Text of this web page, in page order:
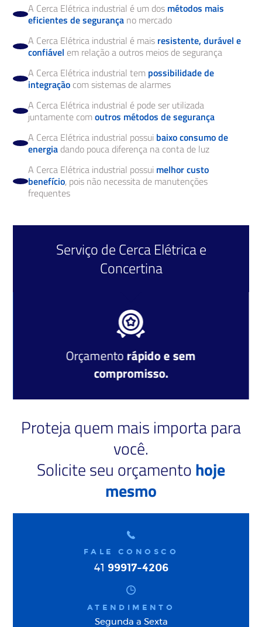
A Cerca Elétrica industrial é um dos métodos mais
eficientes de segurança no mercado
A Cerca Elétrica industrial é mais resistente, durável e
confiável em relação a outros meios de segurança
A Cerca Elétrica industrial tem possibilidade de
integração com sistemas de alarmes
A Cerca Elétrica industrial é pode ser utilizada
juntamente comoutros métodos de segurança
A Cerca Elétrica industrial possui baixo consumo de
energia dando pouca diferença na conta de luz
A Cerca Elétrica industrial possui melhor custo
benefício, pois não necessita de manutenções
frequentes
Serviço deCerca Elétricae
Concertina
Orçamentorápido e sem
compromisso.
Proteja quem mais importa para
você.
Solicite seu orçamentohoje
mesmo
FALE CONOSCO
41 99917-4206
ATENDIMENTO
Segunda a Sexta